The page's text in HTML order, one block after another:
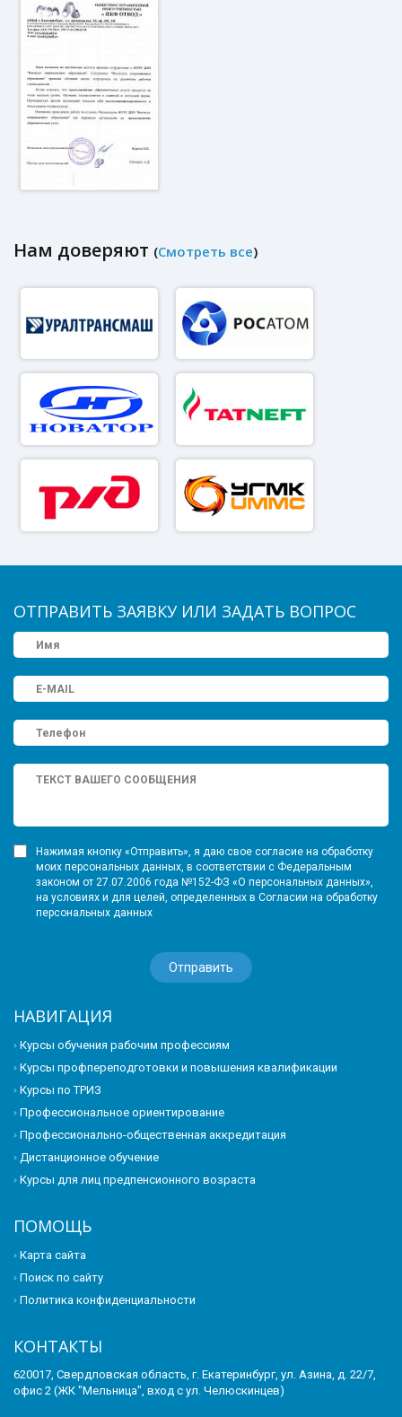
Нам доверяют (Смотреть все)
ОТПРАВИТЬ ЗАЯВКУ ИЛИ ЗАДАТЬ ВОПРОС
Нажимая кнопку «Отправить», я даю свое согласие на обработку
моих персональных данных, в соответствии с Федеральным
законом от 27.07.2006 года №152-ФЗ «О персональных данных»,
на условиях и для целей, определенных в Согласии на обработку
персональных данных
НАВИГАЦИЯ
Курсы обучения рабочим профессиям
Курсы профпереподготовки и повышения квалификации
Курсы по ТРИЗ
Профессиональное ориентирование
Профессионально-общественная аккредитация
Дистанционное обучение
Курсы для лиц предпенсионного возраста
ПОМОЩЬ
Карта сайта
Поиск по сайту
Политика конфиденциальности
КОНТАКТЫ
620017, Свердловская область, г. Екатеринбург, ул. Азина, д. 22/7,
офис 2 (ЖК "Мельница", вход с ул. Челюскинцев)